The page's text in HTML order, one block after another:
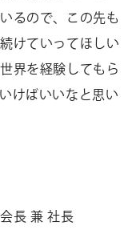
るので、この先も
けていってほしい
界を経験してもら
けばいいなと思い
長 兼 社長